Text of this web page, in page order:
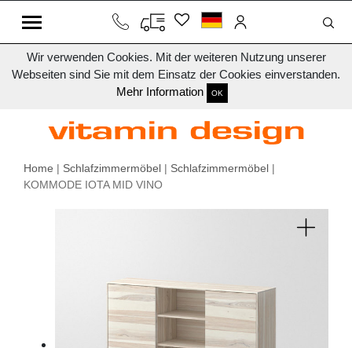
Wir verwenden Cookies. Mit der weiteren Nutzung unserer
Webseiten sind Sie mit dem Einsatz der Cookies einverstanden.
Mehr Information
OK
Home | Schlafzimmermöbel | Schlafzimmermöbel |
KOMMODE IOTA MID VINO